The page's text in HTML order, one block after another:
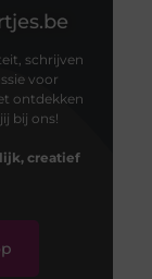
schrijven
voor
ontdekken
bij ons!
creatief